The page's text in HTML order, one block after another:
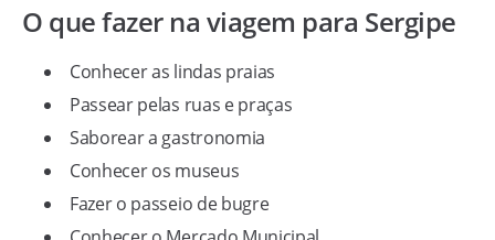
O que fazer na viagem para Sergipe
Conhecer as lindas praias
Passear pelas ruas e praças
Saborear a gastronomia
Conhecer os museus
Fazer o passeio de bugre